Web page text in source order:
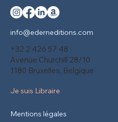
info@ederneditions.com
+32 2 426 57 48
Avenue Churchill 28/10
1180 Bruxelles, Belgique
Je suis Libraire
Mentions légales